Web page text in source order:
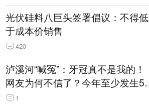
光伏硅料八巨头签署倡议：不得低
于成本价销售
420
泸溪河“喊冤”：牙冠真不是我的！
网友为何不信了？今年至少发生5
起“食品冤案”
1